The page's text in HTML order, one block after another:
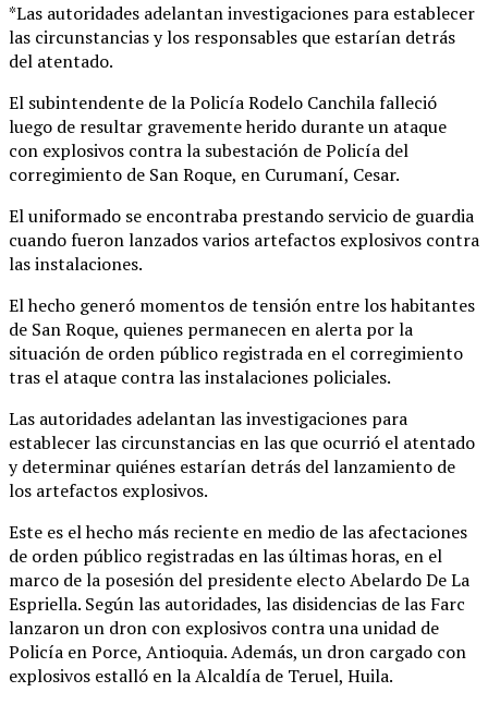
*Las autoridades adelantan investigaciones para establecer
las circunstancias y los responsables que estarían detrás
del atentado.
El subintendente de la Policía Rodelo Canchila falleció
luego de resultar gravemente herido durante un ataque
con explosivos contra la subestación de Policía del
corregimiento de San Roque, en Curumaní, Cesar.
El uniformado se encontraba prestando servicio de guardia
cuando fueron lanzados varios artefactos explosivos contra
las instalaciones.
El hecho generó momentos de tensión entre los habitantes
de San Roque, quienes permanecen en alerta por la
situación de orden público registrada en el corregimiento
tras el ataque contra las instalaciones policiales.
Las autoridades adelantan las investigaciones para
establecer las circunstancias en las que ocurrió el atentado
y determinar quiénes estarían detrás del lanzamiento de
los artefactos explosivos.
Este es el hecho más reciente en medio de las afectaciones
de orden público registradas en las últimas horas, en el
marco de la posesión del presidente electo Abelardo De La
Espriella. Según las autoridades, las disidencias de las Farc
lanzaron un dron con explosivos contra una unidad de
Policía en Porce, Antioquia. Además, un dron cargado con
explosivos estalló en la Alcaldía de Teruel, Huila.